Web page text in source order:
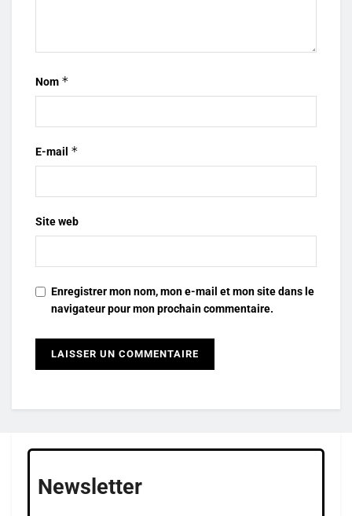
Nom *
E-mail *
Site web
Enregistrer mon nom, mon e-mail et mon site dans le
navigateur pour mon prochain commentaire.
Newsletter